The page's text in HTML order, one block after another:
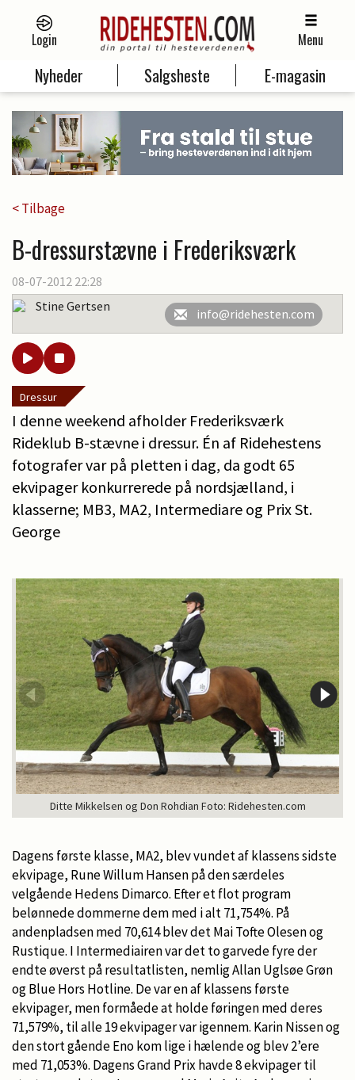
Login Menu
Nyheder Salgsheste E-magasin
< Tilbage
B-dressurstævne i Frederiksværk
08-07-2012 22:28
Stine Gertsen
info@ridehesten.com
Dressur
I denne weekend afholder Frederiksværk
Rideklub B-stævne i dressur. Én af Ridehestens
fotografer var på pletten i dag, da godt 65
ekvipager konkurrerede på nordsjælland, i
klasserne; MB3, MA2, Intermediare og Prix St.
George
Ditte Mikkelsen og Don Rohdian Foto: Ridehesten.com
Dagens første klasse, MA2, blev vundet af klassens sidste
ekvipage, Rune Willum Hansen på den særdeles
velgående Hedens Dimarco. Efter et flot program
belønnede dommerne dem med i alt 71,754%. På
andenpladsen med 70,614 blev det Mai Tofte Olesen og
Rustique. I Intermediairen var det to garvede fyre der
endte øverst på resultatlisten, nemlig Allan Uglsøe Grøn
og Blue Hors Hotline. De var en af klassens første
ekvipager, men formåede at holde føringen med deres
71,579%, til alle 19 ekvipager var igennem. Karin Nissen og
den stort gående Eno kom lige i hælende og blev 2’ere
med 71,053%. Dagens Grand Prix havde 8 ekvipager til